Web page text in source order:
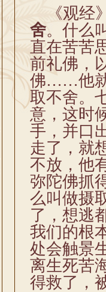
《观经
舍。什么
直在苦苦
前礼佛，
佛……他就
取不舍。
意，这时
手，并口
走了，就
不放，他
弥陀佛抓
么叫做摄
了，想逃
我们的根
处会触景
离生死苦
得救了，